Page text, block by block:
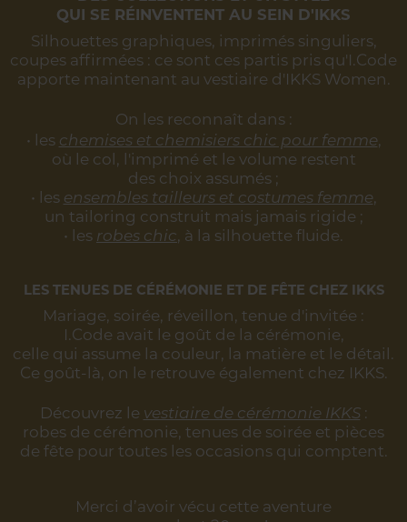
QUI SE RÉINVENTENT AU SEIN D'IKKS
Silhouettes graphiques, imprimés singuliers,
coupes affirmées : ce sont ces partis pris qu'I.Code
apporte maintenant au vestiaire d'IKKS Women.
On les reconnaît dans :
• les chemises et chemisiers chic pour femme,
où le col, l'imprimé et le volume restent
des choix assumés ;
• les ensembles tailleurs et costumes femme,
un tailoring construit mais jamais rigide ;
• les robes chic, à la silhouette fluide.
LES TENUES DE CÉRÉMONIE ET DE FÊTE CHEZ IKKS
Mariage, soirée, réveillon, tenue d'invitée :
I.Code avait le goût de la cérémonie,
celle qui assume la couleur, la matière et le détail.
Ce goût-là, on le retrouve également chez IKKS.
Découvrez le vestiaire de cérémonie IKKS:
robes de cérémonie, tenues de soirée et pièces
de fête pour toutes les occasions qui comptent.
Merci d’avoir vécu cette aventure